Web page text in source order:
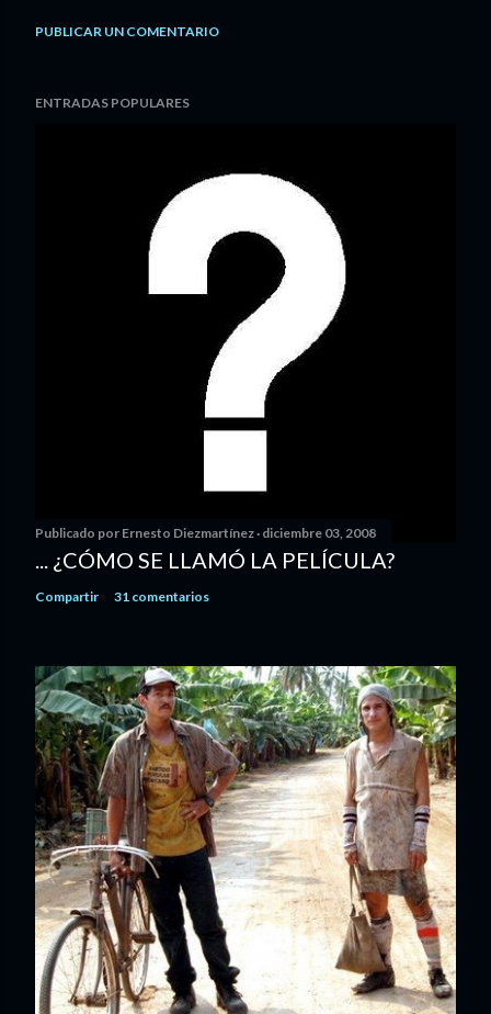
PUBLICAR UN COMENTARIO
ENTRADAS POPULARES
Publicado por Ernesto Diezmartínez diciembre 03, 2008
... ¿CÓMO SE LLAMÓ LA PELÍCULA?
Compartir 31 comentarios